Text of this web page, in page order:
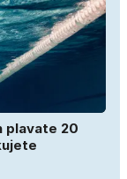
plavate 20